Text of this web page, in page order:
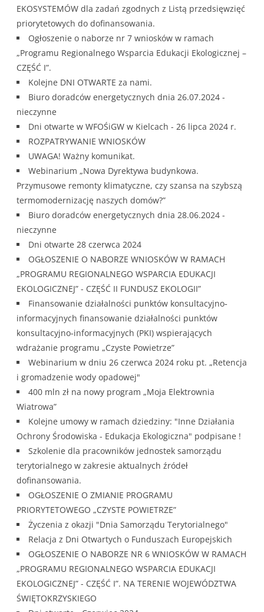
EKOSYSTEMÓW dla zadań zgodnych z Listą przedsięwzięć
priorytetowych do dofinansowania.
Ogłoszenie o naborze nr 7 wniosków w ramach
„Programu Regionalnego Wsparcia Edukacji Ekologicznej –
CZĘŚĆ I”.
Kolejne DNI OTWARTE za nami.
Biuro doradców energetycznych dnia 26.07.2024 -
nieczynne
Dni otwarte w WFOŚiGW w Kielcach - 26 lipca 2024 r.
ROZPATRYWANIE WNIOSKÓW
UWAGA! Ważny komunikat.
Webinarium „Nowa Dyrektywa budynkowa.
Przymusowe remonty klimatyczne, czy szansa na szybszą
termomodernizację naszych domów?”
Biuro doradców energetycznych dnia 28.06.2024 -
nieczynne
Dni otwarte 28 czerwca 2024
OGŁOSZENIE O NABORZE WNIOSKÓW W RAMACH
„PROGRAMU REGIONALNEGO WSPARCIA EDUKACJI
EKOLOGICZNEJ” - CZĘŚĆ II FUNDUSZ EKOLOGII”
Finansowanie działalności punktów konsultacyjno‐
informacyjnych finansowanie działalności punktów
konsultacyjno‐informacyjnych (PKI) wspierających
wdrażanie programu „Czyste Powietrze”
Webinarium w dniu 26 czerwca 2024 roku pt. „Retencja
i gromadzenie wody opadowej"
400 mln zł na nowy program „Moja Elektrownia
Wiatrowa”
Kolejne umowy w ramach dziedziny: "Inne Działania
Ochrony Środowiska - Edukacja Ekologiczna" podpisane !
Szkolenie dla pracowników jednostek samorządu
terytorialnego w zakresie aktualnych źródeł
dofinansowania.
OGŁOSZENIE O ZMIANIE PROGRAMU
PRIORYTETOWEGO „CZYSTE POWIETRZE”
Życzenia z okazji "Dnia Samorządu Terytorialnego"
Relacja z Dni Otwartych o Funduszach Europejskich
OGŁOSZENIE O NABORZE NR 6 WNIOSKÓW W RAMACH
„PROGRAMU REGIONALNEGO WSPARCIA EDUKACJI
EKOLOGICZNEJ” - CZĘŚĆ I”. NA TERENIE WOJEWÓDZTWA
ŚWIĘTOKRZYSKIEGO